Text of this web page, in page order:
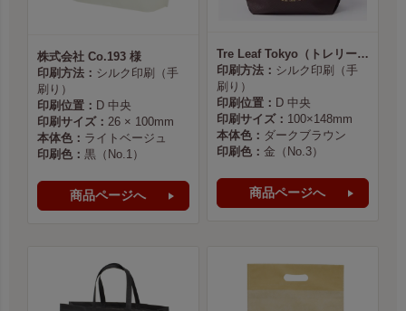
株式会社 Co.193 様
印刷方法： シルク印刷（手
刷り）
印刷位置： D 中央
印刷サイズ： 26 × 100mm
本体色： ライトベージュ
印刷色： 黒（No.1）
商品ページへ
Tre Leaf Tokyo（トレリーフ東京） 様
印刷方法： シルク印刷（手
刷り）
印刷位置： D 中央
印刷サイズ： 100×148mm
本体色： ダークブラウン
印刷色： 金（No.3）
商品ページへ